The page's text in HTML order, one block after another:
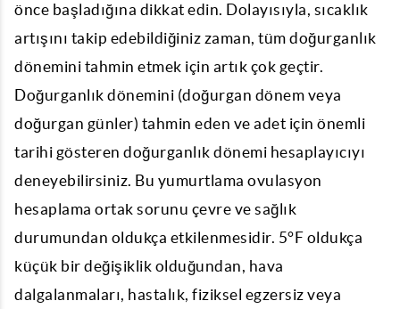
önce başladığına dikkat edin. Dolayısıyla, sıcaklık
artışını takip edebildiğiniz zaman, tüm doğurganlık
dönemini tahmin etmek için artık çok geçtir.
Doğurganlık dönemini (doğurgan dönem veya
doğurgan günler) tahmin eden ve adet için önemli
tarihi gösteren doğurganlık dönemi hesaplayıcıyı
deneyebilirsiniz. Bu yumurtlama ovulasyon
hesaplama ortak sorunu çevre ve sağlık
durumundan oldukça etkilenmesidir. 5°F oldukça
küçük bir değişiklik olduğundan, hava
dalgalanmaları, hastalık, fiziksel egzersiz veya